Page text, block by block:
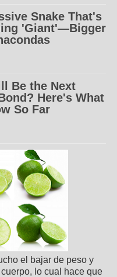
el bajar de peso y
lo cual hace que